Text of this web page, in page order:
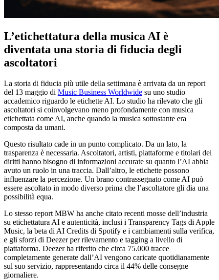
L’etichettatura della musica AI è
diventata una storia di fiducia degli
ascoltatori
La storia di fiducia più utile della settimana è arrivata da un report
del 13 maggio di Music Business Worldwide su uno studio
accademico riguardo le etichette AI. Lo studio ha rilevato che gli
ascoltatori si coinvolgevano meno profondamente con musica
etichettata come AI, anche quando la musica sottostante era
composta da umani.
Questo risultato cade in un punto complicato. Da un lato, la
trasparenza è necessaria. Ascoltatori, artisti, piattaforme e titolari dei
diritti hanno bisogno di informazioni accurate su quanto l’AI abbia
avuto un ruolo in una traccia. Dall’altro, le etichette possono
influenzare la percezione. Un brano contrassegnato come AI può
essere ascoltato in modo diverso prima che l’ascoltatore gli dia una
possibilità equa.
Lo stesso report MBW ha anche citato recenti mosse dell’industria
su etichettatura AI e autenticità, inclusi i Transparency Tags di Apple
Music, la beta di AI Credits di Spotify e i cambiamenti sulla verifica,
e gli sforzi di Deezer per rilevamento e tagging a livello di
piattaforma. Deezer ha riferito che circa 75.000 tracce
completamente generate dall’AI vengono caricate quotidianamente
sul suo servizio, rappresentando circa il 44% delle consegne
giornaliere.